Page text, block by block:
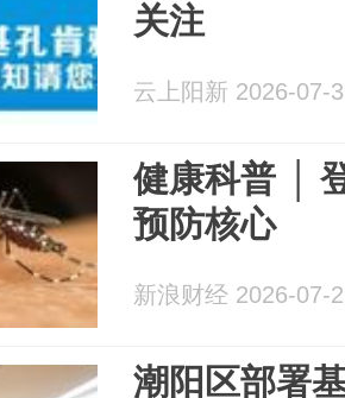
关注
云上阳新 2026-07-
健康科普 │
预防核心
新浪财经 2026-07-
潮阳区部署